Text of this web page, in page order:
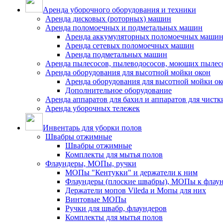
Аренда уборочного оборудования и техники
Аренда дисковых (роторных) машин
Аренда поломоечных и подметальных машин
Аренда аккумуляторных поломоечных машин
Аренда сетевых поломоечных машин
Аренда подметальных машин
Аренда пылесосов, пылеводососов, моющих
Аренда оборудования для высотной мойки окон
Аренда оборудования для высотной мойки
Дополнительное оборудование
Аренда аппаратов для бахил и аппаратов для
Аренда уборочных тележек
Инвентарь для уборки полов
Швабры отжимные
Швабры отжимные
Комплекты для мытья полов
Флаундеры, МОПы, ручки
МОПы "Кентукки" и держатели к ним
Флаундеры (плоские швабры), МОПы к
Держатели мопов Vileda и Мопы для них
Винтовые МОПы
Ручки для швабр, флаундеров
Комплекты для мытья полов